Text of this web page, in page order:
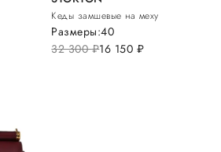
Кеды замшевые на меху
32 300руб.16 150 руб.
Размеры:40